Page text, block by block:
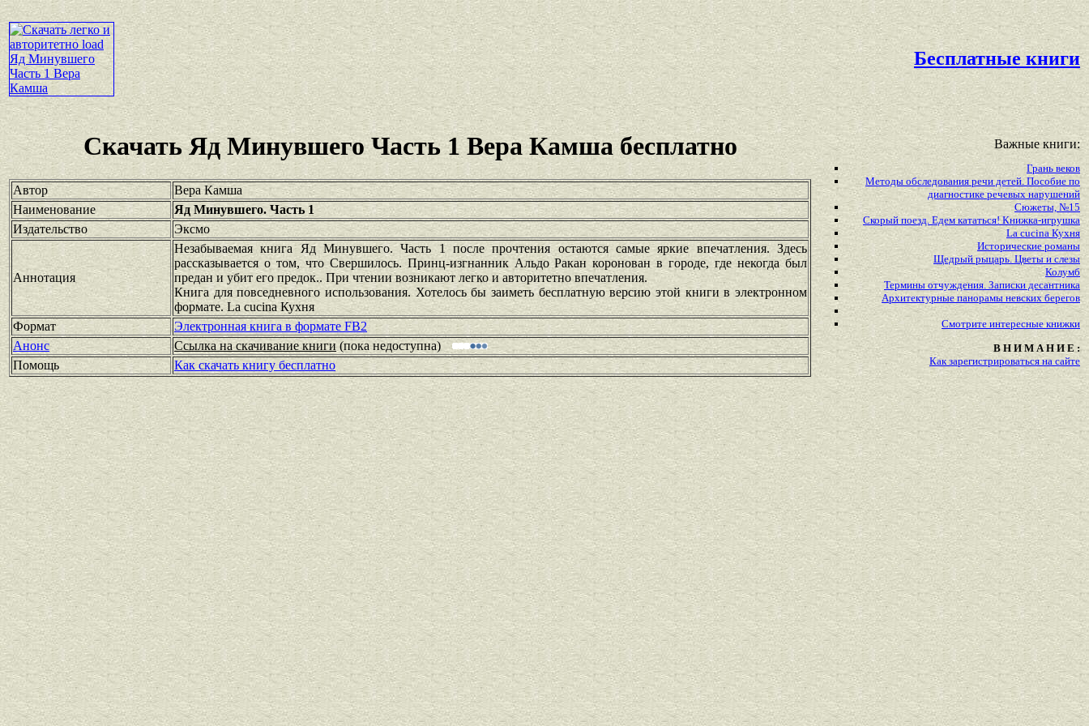
Бесплатные книги
Скачать Яд Минувшего Часть 1 Вера Камша бесплатно
Автор
Вера Камша
Наименование
Яд Минувшего. Часть 1
Издательство
Эксмо
Аннотация
Незабываемая книга Яд Минувшего. Часть 1 после прочтения остаются самые яркие впечатления. Здесь
рассказывается о том, что Свершилось. Принц-изгнанник Альдо Ракан коронован в городе, где некогда был
предан и убит его предок.. При чтении возникают легко и авторитетно впечатления.
Книга для повседневного использования. Хотелось бы заиметь бесплатную версию этой книги в электронном
формате. La cucina Кухня
Формат
Электронная книга в формате FB2
Анонс
Ссылка на скачивание книги(пока недоступна)
Помощь
Как скачать книгу бесплатно
Важные книги:
Грань веков
Методы обследования речи детей. Пособие по
диагностике речевых нарушений
Сюжеты, №15
Скорый поезд. Едем кататься! Книжка-игрушка
La cucina Кухня
Исторические романы
Щедрый рыцарь. Цветы и слезы
Колумб
Термины отчуждения. Записки десантника
Архитектурные панорамы невских берегов
Смотрите интересныекнижки
В Н И М А Н И Е :
Как зарегистрироваться на сайте